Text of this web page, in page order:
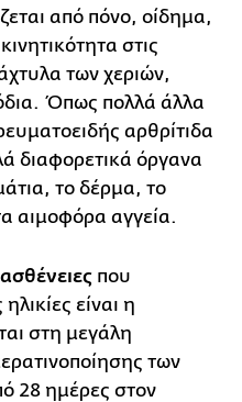
από πόνο, οίδημα,
στις
των χεριών,
Όπως πολλά άλλα
αρθρίτιδα
διαφορετικά όργανα
το δέρμα, το
αιμοφόρα αγγεία.
που
είναι η
στη μεγάλη
των
28 ημέρες στον